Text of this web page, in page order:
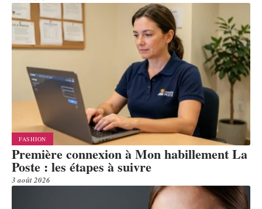
FASHION
Première connexion à Mon habillement La
Poste : les étapes à suivre
3 août 2026